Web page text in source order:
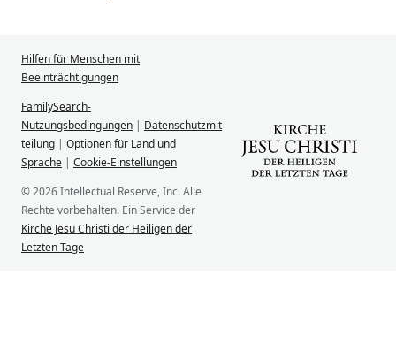
Hilfen für Menschen mit
Beeinträchtigungen
FamilySearch-
Nutzungsbedingungen | Datenschutzmit
teilung | Optionen für Land und
Sprache | Cookie-Einstellungen
© 2026 Intellectual Reserve, Inc. Alle
Rechte vorbehalten. Ein Service der
Kirche Jesu Christi der Heiligen der
Letzten Tage